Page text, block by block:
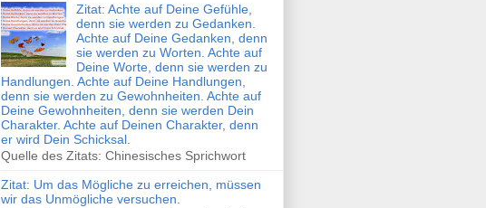
Zitat: Achte auf Deine Gefühle,
denn sie werden zu Gedanken.
Achte auf Deine Gedanken, denn
sie werden zu Worten. Achte auf
Deine Worte, denn sie werden zu
Handlungen. Achte auf Deine Handlungen,
denn sie werden zu Gewohnheiten. Achte auf
Deine Gewohnheiten, denn sie werden Dein
Charakter. Achte auf Deinen Charakter, denn
er wird Dein Schicksal.
Quelle des Zitats: Chinesisches Sprichwort
Zitat: Um das Mögliche zu erreichen, müssen
wir das Unmögliche versuchen.